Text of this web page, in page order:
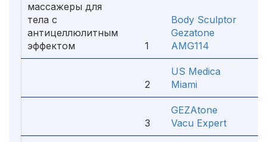
массажеры для
тела с
антицеллюлитным
эффектом
1
Body Sculptor
Gezatone
AMG114
2
US Medica
Miami
3
GEZAtone
Vacu Expert